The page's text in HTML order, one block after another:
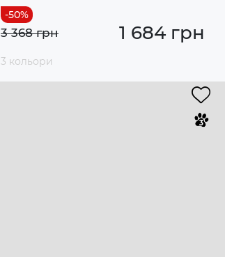
1 684 грн
3 368 грн
3 кольори